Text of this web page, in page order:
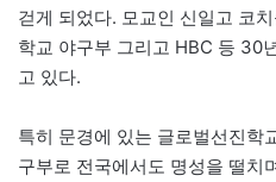
걷게 되었다. 모교인 신일고 코
학교 야구부 그리고 HBC 등 30
고 있다.
특히 문경에 있는 글로벌선진학
구부로 전국에서도 명성을 떨치